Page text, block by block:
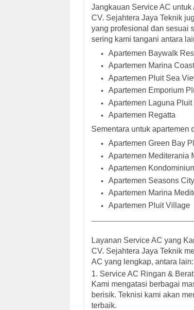
Jangkauan Service AC
CV. Sejahtera Jaya Teknik
yang profesional dan sesuai
sering kami tangani antara
Apartemen Baywalk
Apartemen Marina
Apartemen Pluit Sea
Apartemen Emporium
Apartemen Laguna Pluit
Apartemen Regatta
Sementara untuk apartemen
Apartemen Green Bay
Apartemen Mediterania
Apartemen
Apartemen Seasons City
Apartemen Marina
Apartemen Pluit Village
Layanan Service AC yang
CV. Sejahtera Jaya Teknik
AC yang lengkap, antara lain:
1. Service AC Ringan & Berat
Kami mengatasi berbagai
berisik. Teknisi kami akan
terbaik.